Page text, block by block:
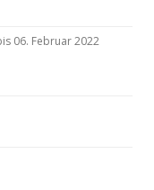
06. Februar 2022